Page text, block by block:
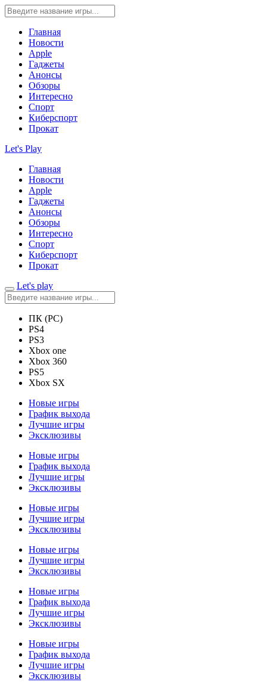
Главная
Новости
Apple
Гаджеты
Анонсы
Обзоры
Интересно
Спорт
Киберспорт
Прокат
Let's Play
Главная
Новости
Apple
Гаджеты
Анонсы
Обзоры
Интересно
Спорт
Киберспорт
Прокат
Let's play
ПК (PC)
PS4
PS3
Xbox one
Xbox 360
PS5
Xbox SX
Новые игры
График выхода
Лучшие игры
Эксклюзивы
Новые игры
График выхода
Лучшие игры
Эксклюзивы
Новые игры
Лучшие игры
Эксклюзивы
Новые игры
Лучшие игры
Эксклюзивы
Новые игры
График выхода
Лучшие игры
Эксклюзивы
Новые игры
График выхода
Лучшие игры
Эксклюзивы